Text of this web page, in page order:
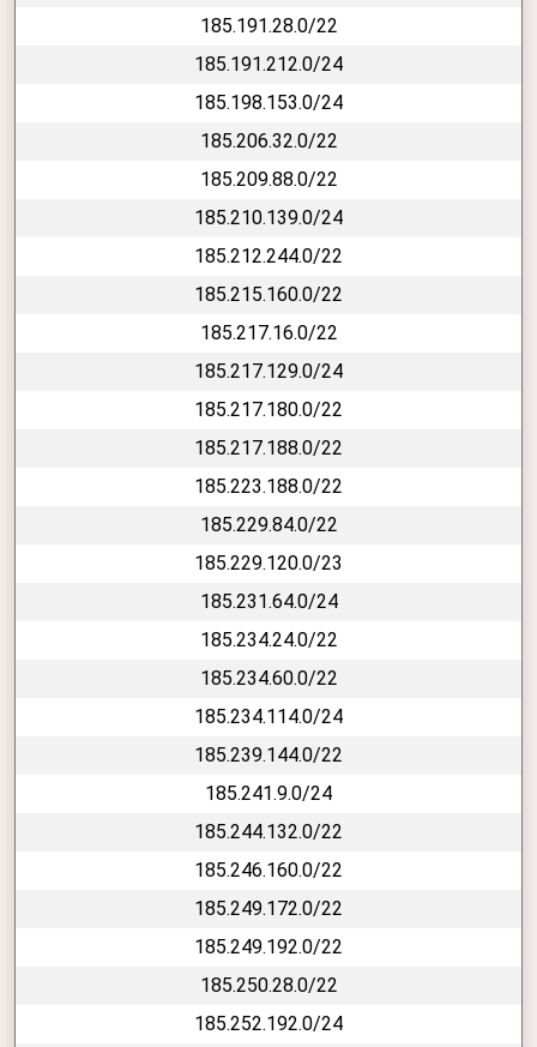
185.191.28.0/22
185.191.212.0/24
185.198.153.0/24
185.206.32.0/22
185.209.88.0/22
185.210.139.0/24
185.212.244.0/22
185.215.160.0/22
185.217.16.0/22
185.217.129.0/24
185.217.180.0/22
185.217.188.0/22
185.223.188.0/22
185.229.84.0/22
185.229.120.0/23
185.231.64.0/24
185.234.24.0/22
185.234.60.0/22
185.234.114.0/24
185.239.144.0/22
185.241.9.0/24
185.244.132.0/22
185.246.160.0/22
185.249.172.0/22
185.249.192.0/22
185.250.28.0/22
185.252.192.0/24